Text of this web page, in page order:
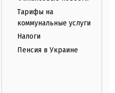
Тарифы на
коммунальные услуги
Налоги
Пенсия в Украине